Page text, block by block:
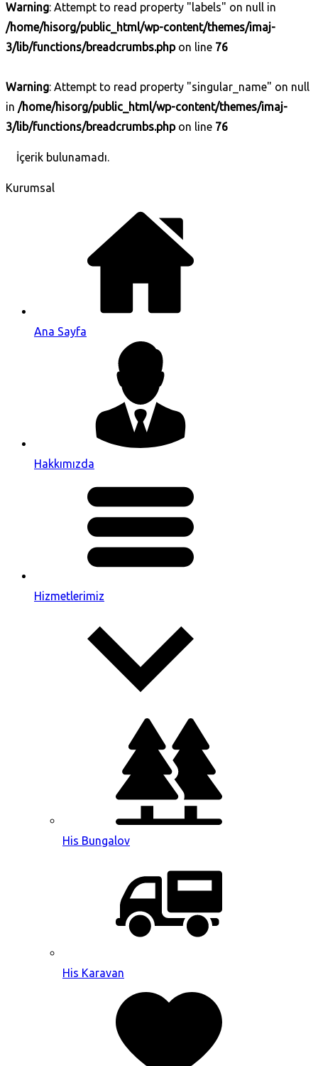
Warning: Attempt to read property "labels" on null in
/home/hisorg/public_html/wp-content/themes/imaj-
3/lib/functions/breadcrumbs.phpon line 76
Warning: Attempt to read property "singular_name" on null
in /home/hisorg/public_html/wp-content/themes/imaj-
3/lib/functions/breadcrumbs.phpon line 76
İçerik bulunamadı.
Kurumsal
Ana Sayfa
Hakkımızda
Hizmetlerimiz
His Bungalov
His Karavan